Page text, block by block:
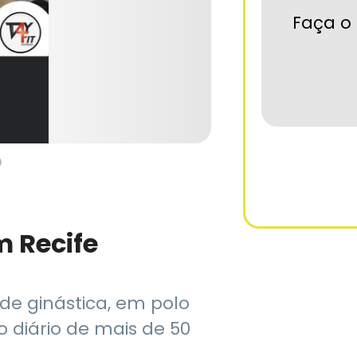
Faça
Recife
ginástica, em polo
diário de mais de 50